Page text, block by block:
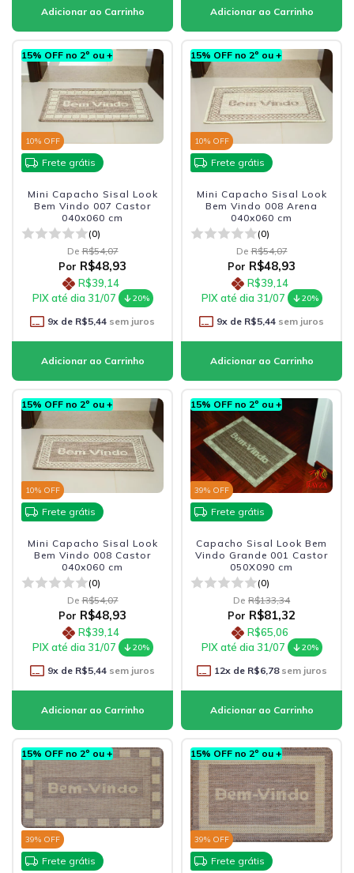
15% OFF no 2º ou +
10% OFF
Frete grátis
Mini Capacho Sisal Look
Bem Vindo 007 Castor
040x060 cm
(0)
De R$54,07
Por R$48,93
R$39,14
PIX até dia 31/07
20%
9x de R$5,44 sem juros
15% OFF no 2º ou +
10% OFF
Frete grátis
Mini Capacho Sisal Look
Bem Vindo 008 Arena
040x060 cm
(0)
De R$54,07
Por R$48,93
R$39,14
PIX até dia 31/07
20%
9x de R$5,44 sem juros
15% OFF no 2º ou +
10% OFF
Frete grátis
Mini Capacho Sisal Look
Bem Vindo 008 Castor
040x060 cm
(0)
De R$54,07
Por R$48,93
R$39,14
PIX até dia 31/07
20%
9x de R$5,44 sem juros
15% OFF no 2º ou +
39% OFF
Frete grátis
Capacho Sisal Look Bem
Vindo Grande 001 Castor
050X090 cm
(0)
De R$133,34
Por R$81,32
R$65,06
PIX até dia 31/07
20%
12x de R$6,78sem juros
15% OFF no 2º ou +
39% OFF
Frete grátis
15% OFF no 2º ou +
39% OFF
Frete grátis